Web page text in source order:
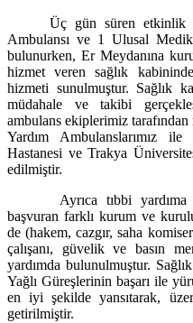
Üç gün süren etkinlik
Ambulansı ve 1 Ulusal
bulunurken, Er Meydanına
hizmet veren sağlık
hizmeti sunulmuştur. Sağlık
müdahale ve takibi
ambulans ekiplerimiz
Yardım Ambulanslarımız
Hastanesi ve Trakya
edilmiştir.
Ayrıca tıbbi
başvuran farklı kurum ve
de (hakem, cazgır, saha
çalışanı, güvelik ve basın
yardımda bulunulmuştur.
Yağlı Güreşlerinin başarı ile
en iyi şekilde yansıtarak,
getirilmiştir.